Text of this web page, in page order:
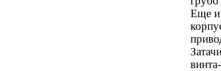
Еще и